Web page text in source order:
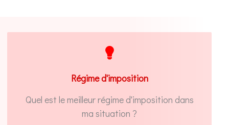
Régime d'imposition
Quel est le meilleur régime d'imposition dans
ma situation ?
Simulez en ligne grâce à notre application
revenus locatifs ou prenez rdv avec un
SIMULER EN LIGNE